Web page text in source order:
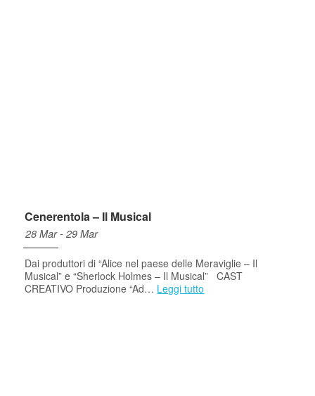
Cenerentola – Il Musical
28 Mar - 29 Mar
Dai produttori di “Alice nel paese delle Meraviglie – Il
Musical” e “Sherlock Holmes – Il Musical” CAST
CREATIVO Produzione “Ad… Leggi tutto